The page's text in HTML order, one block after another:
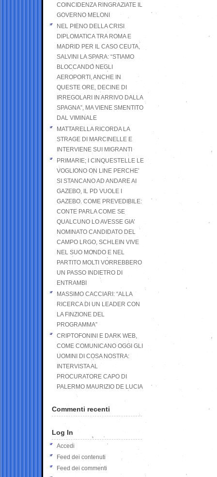
COINCIDENZA RINGRAZIATE IL
GOVERNO MELONI
NEL PIENO DELLA CRISI
DIPLOMATICA TRA ROMA E
MADRID PER IL CASO CEUTA,
SALVINI LA SPARA: “STIAMO
BLOCCANDO NEGLI
AEROPORTI, ANCHE IN
QUESTE ORE, DECINE DI
IRREGOLARI IN ARRIVO DALLA
SPAGNA”, MA VIENE SMENTITO
DAL VIMINALE
MATTARELLA RICORDA LA
STRAGE DI MARCINELLE E
INTERVIENE SUI MIGRANTI
PRIMARIE; I CINQUESTELLE LE
VOGLIONO ON LINE PERCHE’
SI STANCANO AD ANDARE AI
GAZEBO, IL PD VUOLE I
GAZEBO. COME PREVEDIBILE:
CONTE PARLA COME SE
QUALCUNO LO AVESSE GIA’
NOMINATO CANDIDATO DEL
CAMPO LRGO, SCHLEIN VIVE
NEL SUO MONDO E NEL
PARTITO MOLTI VORREBBERO
UN PASSO INDIETRO DI
ENTRAMBI
MASSIMO CACCIARI: “ALLA
RICERCA DI UN LEADER CON
LA FINZIONE DEL
PROGRAMMA”
CRIPTOFONINI E DARK WEB,
COME COMUNICANO OGGI GLI
UOMINI DI COSA NOSTRA:
INTERVISTA AL
PROCURATORE CAPO DI
PALERMO MAURIZIO DE LUCIA
Commenti recenti
Log In
Accedi
Feed dei contenuti
Feed dei commenti